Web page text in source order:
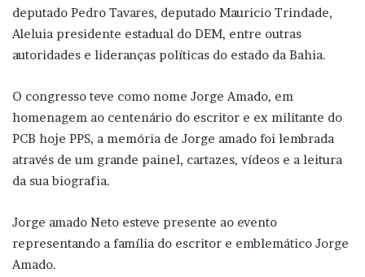
deputado Pedro Tavares, deputado Mauricio Trindade,
Aleluia presidente estadual do DEM, entre outras
autoridades e lideranças políticas do estado da Bahia.
O congresso teve como nome Jorge Amado, em
homenagem ao centenário do escritor e ex militante do
PCB hoje PPS, a memória de Jorge amado foi lembrada
através de um grande painel, cartazes, vídeos e a leitura
da sua biografia.
Jorge amado Neto esteve presente ao evento
representando a família do escritor e emblemático Jorge
Amado.